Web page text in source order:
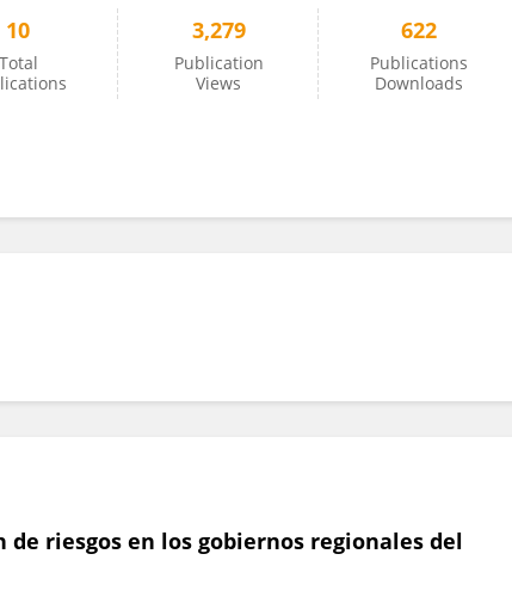
10
Total
3,279
Publication
Views
622
Publications
Downloads
riesgos en los gobiernos regionales del